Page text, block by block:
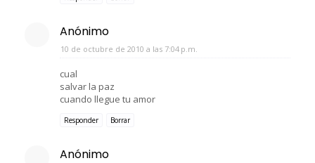
Anónimo
10 de octubre de 2010 a las 7:04 p.m.
cual
salvar la paz
cuando llegue tu amor
Responder Borrar
Anónimo